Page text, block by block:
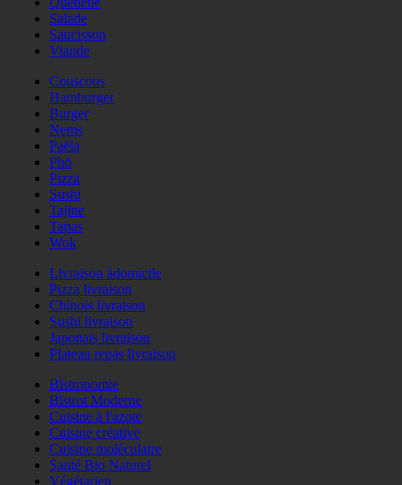
Salade
Saucisson
Viande
Couscous
Hamburger
Burger
Nems
Paëla
Phö
Pizza
Sushi
Tajine
Tapas
Wok
Livraison àdomicile
Pizza livraison
Chinois livraison
Sushi livraison
Japonais livraison
Plateau repas livraison
Bistronomie
Bistrot Moderne
Cuisine à l'azote
Cuisine créative
Cuisine moléculaire
Santé Bio Naturel
Végétarien